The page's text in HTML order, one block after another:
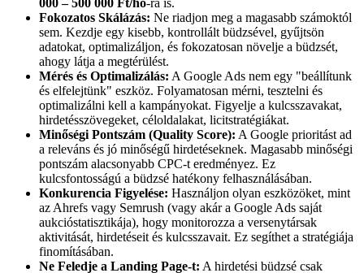
000 – 500 000 Ft/hó-ra is.
Fokozatos Skálázás: Ne riadjon meg a magasabb számoktól
sem. Kezdje egy kisebb, kontrollált büdzsével, gyűjtsön
adatokat, optimalizáljon, és fokozatosan növelje a büdzsét,
ahogy látja a megtérülést.
Mérés és Optimalizálás: A Google Ads nem egy "beállítunk
és elfelejtünk" eszköz. Folyamatosan mérni, tesztelni és
optimalizálni kell a kampányokat. Figyelje a kulcsszavakat,
hirdetésszövegeket, céloldalakat, licitstratégiákat.
Minőségi Pontszám (Quality Score): A Google prioritást ad
a releváns és jó minőségű hirdetéseknek. Magasabb minőségi
pontszám alacsonyabb CPC-t eredményez. Ez
kulcsfontosságú a büdzsé hatékony felhasználásában.
Konkurencia Figyelése: Használjon olyan eszközöket, mint
az Ahrefs vagy Semrush (vagy akár a Google Ads saját
aukcióstatisztikája), hogy monitorozza a versenytársak
aktivitását, hirdetéseit és kulcsszavait. Ez segíthet a stratégiája
finomításában.
Ne Feledje a Landing Page-t: A hirdetési büdzsé csak